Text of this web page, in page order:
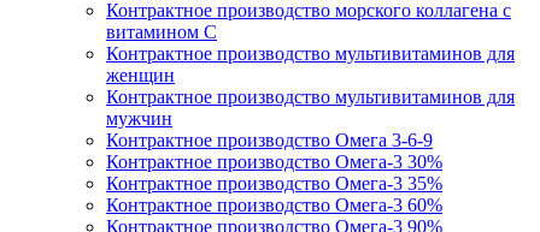
Контрактное производство морского коллагена с
витамином С
Контрактное производство мультивитаминов для
женщин
Контрактное производство мультивитаминов для
мужчин
Контрактное производство Омега 3-6-9
Контрактное производство Омега-3 30%
Контрактное производство Омега-3 35%
Контрактное производство Омега-3 60%
Контрактное производство Омега-3 90%